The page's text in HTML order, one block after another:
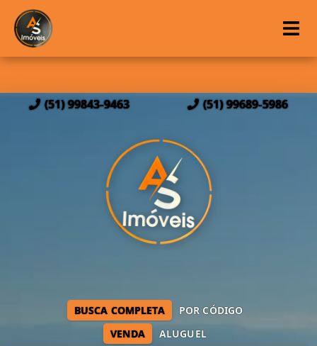
(51) 99843-9463 (51) 99689-5986
VENDA ALUGUEL
BUSCA COMPLETA POR CÓDIGO